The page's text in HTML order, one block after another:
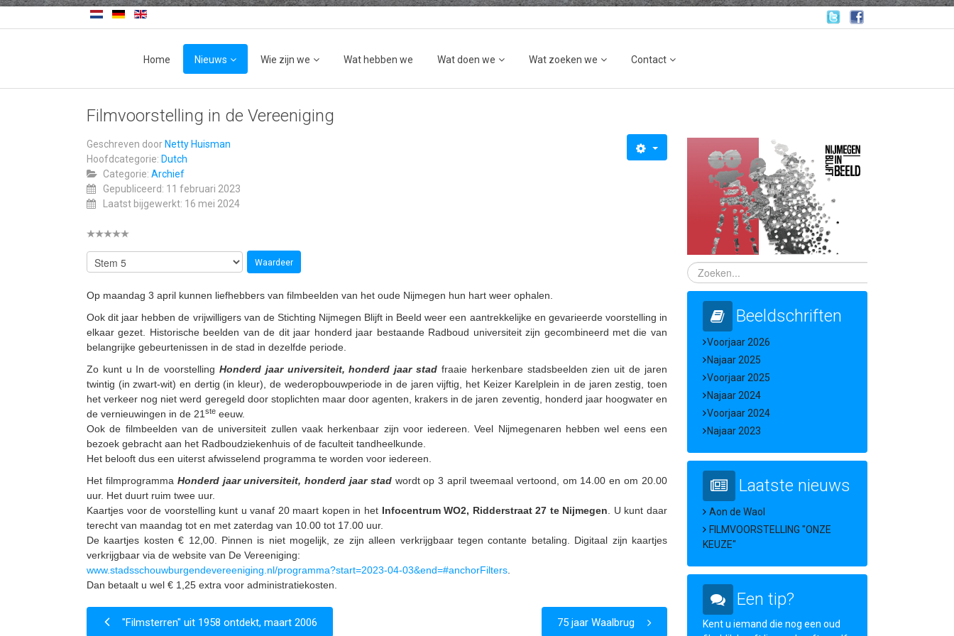
Home Nieuws Wie zijn we Wat hebben we Wat doen we Wat zoeken we Contact
Filmvoorstelling in de Vereeniging
Geschreven door Netty Huisman
Hoofdcategorie: Dutch
Categorie: Archief
Gepubliceerd: 11 februari 2023
Laatst bijgewerkt: 16 mei 2024
Op maandag 3 april kunnen liefhebbers van filmbeelden van het oude Nijmegen hun hart weer ophalen.
Ook dit jaar hebben de vrijwilligers van de Stichting Nijmegen Blijft in Beeld weer een aantrekkelijke en gevarieerde voorstelling in
elkaar gezet. Historische beelden van de dit jaar honderd jaar bestaande Radboud universiteit zijn gecombineerd met die van
belangrijke gebeurtenissen in de stad in dezelfde periode.
Zo kunt u In de voorstelling Honderd jaar universiteit, honderd jaar stad fraaie herkenbare stadsbeelden zien uit de jaren
twintig (in zwart-wit) en dertig (in kleur), de wederopbouwperiode in de jaren vijftig, het Keizer Karelplein in de jaren zestig, toen
het verkeer nog niet werd geregeld door stoplichten maar door agenten, krakers in de jaren zeventig, honderd jaar hoogwater en
de vernieuwingen in de 21 ste eeuw.
Ook de filmbeelden van de universiteit zullen vaak herkenbaar zijn voor iedereen. Veel Nijmegenaren hebben wel eens een
bezoek gebracht aan het Radboudziekenhuis of de faculteit tandheelkunde.
Het belooft dus een uiterst afwisselend programma te worden voor iedereen.
Het filmprogramma Honderd jaar universiteit, honderd jaar stadwordt op 3 april tweemaal vertoond, om 14.00 en om 20.00
uur. Het duurt ruim twee uur.
Kaartjes voor de voorstelling kunt u vanaf 20 maart kopen in het Infocentrum WO2, Ridderstraat 27 te Nijmegen . U kunt daar
terecht van maandag tot en met zaterdag van 10.00 tot 17.00 uur.
De kaartjes kosten € 12,00. Pinnen is niet mogelijk, ze zijn alleen verkrijgbaar tegen contante betaling. Digitaal zijn kaartjes
verkrijgbaar via de website van De Vereeniging:
www.stadsschouwburgendevereeniging.nl/programma?start=2023-04-03&end=#anchorFilters
Dan betaalt u wel € 1,25 extra voor administratiekosten.
"Filmsterren" uit 1958 ontdekt, maart 2006 75 jaar Waalbrug
Beeldschriften
Voorjaar 2026
Najaar 2025
Voorjaar 2025
Najaar 2024
Voorjaar 2024
Najaar 2023
Laatste nieuws
Aon de Waol
FILMVOORSTELLING "ONZE
KEUZE"
Een tip?
Kent u iemand die nog een oud